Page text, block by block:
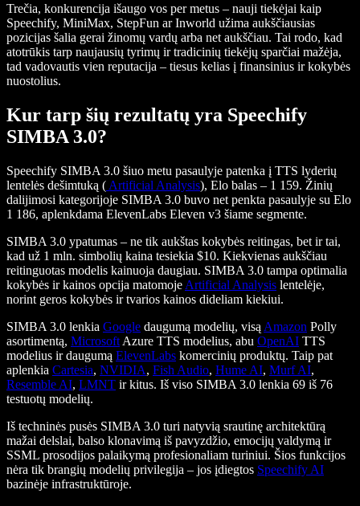
Trečia, konkurencija išaugo vos per metus – nauji tiekėjai kaip
Speechify, MiniMax, StepFun ar Inworld užima aukščiausias
pozicijas šalia gerai žinomų vardų arba net aukščiau. Tai rodo, kad
atotrūkis tarp naujausių tyrimų ir tradicinių tiekėjų sparčiai mažėja,
tad vadovautis vien reputacija – tiesus kelias į finansinius ir kokybės
nuostolius.
Kur tarp šių rezultatų yra Speechify
SIMBA 3.0?
Speechify SIMBA 3.0 šiuo metu pasaulyje patenka į TTS lyderių
lentelės dešimtuką ( Artificial Analysis), Elo balas – 1 159. Žinių
dalijimosi kategorijoje SIMBA 3.0 buvo net penkta pasaulyje su Elo
1 186, aplenkdama ElevenLabs Eleven v3 šiame segmente.
SIMBA 3.0 ypatumas – ne tik aukštas kokybės reitingas, bet ir tai,
kad už 1 mln. simbolių kaina tesiekia $10. Kiekvienas aukščiau
reitinguotas modelis kainuoja daugiau. SIMBA 3.0 tampa optimalia
kokybės ir kainos opcija matomoje Artificial Analysis lentelėje,
norint geros kokybės ir tvarios kainos dideliam kiekiui.
SIMBA 3.0 lenkia Google daugumą modelių, visą Amazon Polly
asortimentą, Microsoft Azure TTS modelius, abu OpenAI TTS
modelius ir daugumą ElevenLabs komercinių produktų. Taip pat
aplenkia Cartesia, NVIDIA, Fish Audio, Hume AI, Murf AI,
Resemble AI, LMNT ir kitus. Iš viso SIMBA 3.0 lenkia 69 iš 76
testuotų modelių.
Iš techninės pusės SIMBA 3.0 turi natyvią srautinę architektūrą
mažai delslai, balso klonavimą iš pavyzdžio, emocijų valdymą ir
SSML prosodijos palaikymą profesionaliam turiniui. Šios funkcijos
nėra tik brangių modelių privilegija – jos įdiegtos Speechify AI
bazinėje infrastruktūroje.